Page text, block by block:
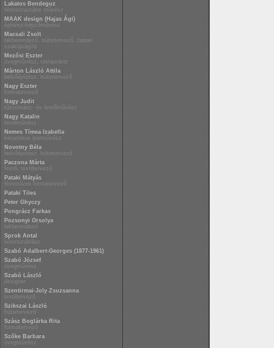
Lakatos Bendeguz
fémrestaurátor művész
MAAK design (Hajas Ági)
építész-képzőművész
Macsali Zsolt
lakberendező, bútortervező, faipari
szakújságíró
Mezősi Eszter
üvegművész, restaurátor
Márton László Attila
belsőépítész, bútortervező
Nagy Eszter
formatervező
Nagy Judit
tűzzománc- és festőművész
Nagy Katalin
textilművész
Nemes Tímea Izabella
keramikus iparművész
Novotny Béla
belsőépítész, bútortervező
Paczona Márta
festő, textiltervező
Pataki Mátyás
fémműves formatervező
Pataki Tiles
Peter Ghyczy
Pongrácz Farkas
Pozsonyi Orsolya
lakberendező
Sprok Antal
bútorszobrász
Szabó Adalbert-Georges (1877-1961)
Szabó József
üvegművész
Szabó László
designer
Szentirmai-Joly Zsuzsanna
textiltervező
Szikszai László
bútortervező
Szász Boglárka Rita
formatervező
Szőke Barbara
üvegművész